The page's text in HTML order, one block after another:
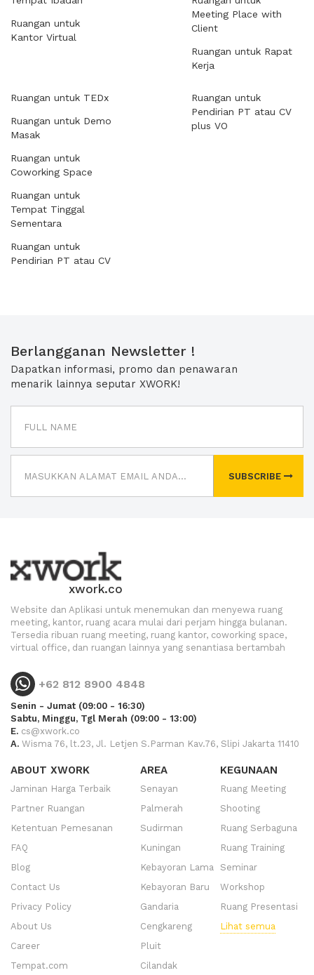
Ruangan untuk
Kantor Virtual
Meeting Place with
Client
Ruangan untuk Rapat
Kerja
Ruangan untuk TEDx
Ruangan untuk Demo
Masak
Ruangan untuk
Coworking Space
Ruangan untuk
Tempat Tinggal
Sementara
Ruangan untuk
Pendirian PT atau CV
Ruangan untuk
Pendirian PT atau CV
plus VO
Berlangganan Newsletter !
Dapatkan informasi, promo dan penawaran
menarik lainnya seputar XWORK!
SUBSCRIBE
xwork.co
Website dan Aplikasi untuk menemukan dan menyewa ruang
meeting, kantor, ruang acara mulai dari perjam hingga bulanan.
Tersedia ribuan ruang meeting, ruang kantor, coworking space,
virtual office, dan ruangan lainnya yang senantiasa bertambah
+62 812 8900 4848
Senin - Jumat (09:00 - 16:30)
Sabtu, Minggu, Tgl Merah (09:00 - 13:00)
E. cs@xwork.co
A. Wisma 76, lt.23, Jl. Letjen S.Parman Kav.76, Slipi Jakarta 11410
ABOUT XWORK
Jaminan Harga Terbaik
Partner Ruangan
Ketentuan Pemesanan
FAQ
Blog
Contact Us
Privacy Policy
About Us
Career
Tempat.com
AREA
Senayan
Palmerah
Sudirman
Kuningan
Kebayoran Lama
Kebayoran Baru
Gandaria
Cengkareng
Pluit
Cilandak
KEGUNAAN
Ruang Meeting
Shooting
Ruang Serbaguna
Ruang Training
Seminar
Workshop
Ruang Presentasi
Lihat semua